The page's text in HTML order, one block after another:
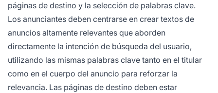
páginas de destino y la selección de palabras clave.
Los anunciantes deben centrarse en crear textos de
anuncios altamente relevantes que aborden
directamente la intención de búsqueda del usuario,
utilizando las mismas palabras clave tanto en el titular
como en el cuerpo del anuncio para reforzar la
relevancia. Las páginas de destino deben estar